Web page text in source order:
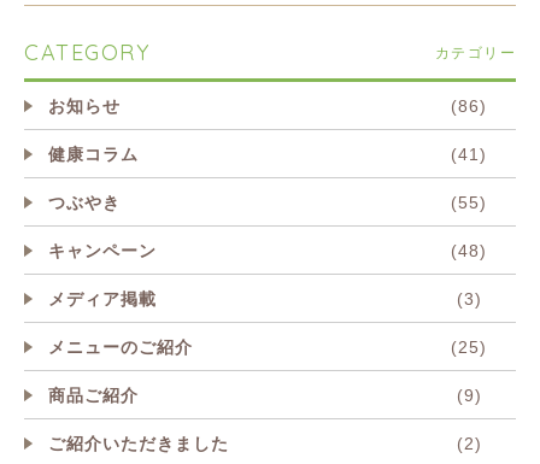
CATEGORY カテゴリー
お知らせ (86)
健康コラム (41)
つぶやき (55)
キャンペーン (48)
メディア掲載 (3)
メニューのご紹介 (25)
商品ご紹介 (9)
ご紹介いただきました (2)